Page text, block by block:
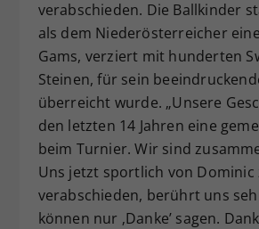
verabschieden. Die Ballkinder
als dem Niederösterreicher
Gams, verziert mit hunderten
Steinen, für sein
überreicht wurde. „Unsere
den letzten 14 Jahren eine
beim Turnier. Wir sind
Uns jetzt sportlich von Dominic
verabschieden, berührt uns
können nur ‚Danke’ sagen.